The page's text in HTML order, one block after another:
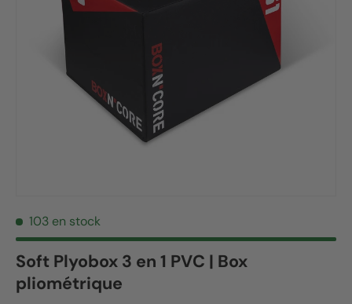
103 en stock
Soft Plyobox 3 en 1 PVC | Box
pliométrique